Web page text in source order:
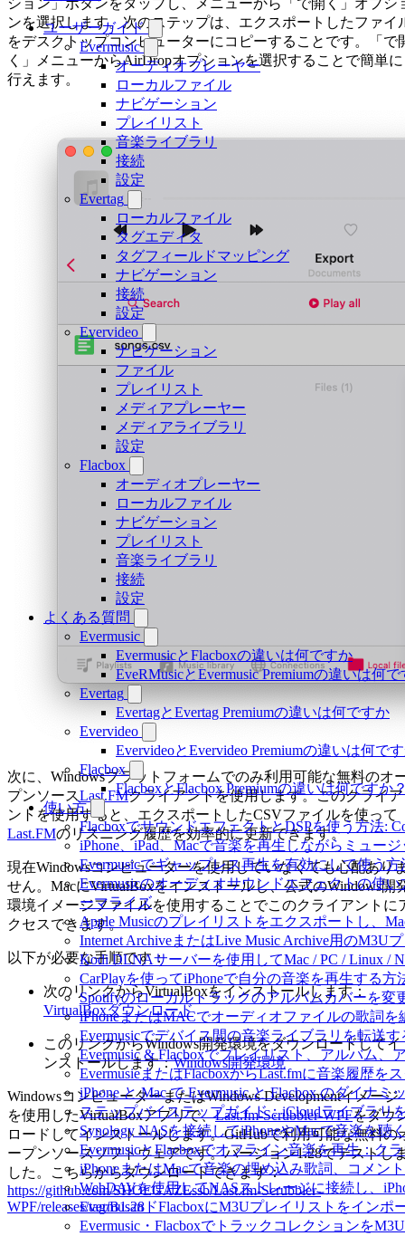
ユーザーガイド
Evermusic
オーディオプレーヤー
ローカルファイル
ナビゲーション
プレイリスト
音楽ライブラリ
接続
設定
Evertag
ローカルファイル
タグエディタ
タグフィールドマッピング
ナビゲーション
接続
設定
Evervideo
ナビゲーション
ファイル
プレイリスト
メディアプレーヤー
メディアライブラリ
設定
Flacbox
オーディオプレーヤー
ローカルファイル
ナビゲーション
プレイリスト
音楽ライブラリ
接続
設定
よくある質問
Evermusic
EvermusicとFlacboxの違いは何ですか
EveRMusicとEvermusic Premiumの違いは何で
Evertag
EvertagとEvertag Premiumの違いは何ですか
Evervideo
EvervideoとEvervideo Premiumの違いは何で
Flacbox
FlacboxとFlacbox Premiumの違いは何ですか
使い方
FlacboxでサウンドエフェクトとDSPを使う方法:
iPhone、iPad、Macで音楽を再生しながらミュー
Evermusicでギャップレス再生を有効にして使う方
Evermusicのオーディオサウンドエフェクトの使
ーマライズ
Apple Musicのプレイリストをエクスポートし、
Internet ArchiveまたはLive Music Archive用のM3U
Kodi DLNAサーバーを使用してMac / PC / Linux /
CarPlayを使ってiPhoneで自分の音楽を再生する方
Spotifyのローカルトラックのアルバムカバーを
iPhoneまたはMACでオーディオファイルの歌詞を
Evermusicでデバイス間の音楽ライブラリを転送
Evermusic & Flacboxでプレイリスト、アルバム
EvermusieまたはFlacboxからLast.fmに音楽履歴を
iPhone と Mac で Evermusic と Flacbox のダイナ
ステップバイステップガイド：iCloudライブラリ
Synology NASを接続してiPhoneやMacで音楽を聴
EvermusicとFlacboxでオフライン音楽を再生：ク
iPhoneまたはMacで音楽の埋め込み歌詞、コメン
WebDAVを使用してNASストレージに接続し、
EvermusanドFlacboxにM3Uプレイリストをインポ
Evermusic・Flacboxでトラックコレクションを
ンを選択します。次のステップは、エクスポートしたファイ
をデスクトップコンピューターにコピーすることです。「で
く」メニューからAirDropオプションを選択することで簡単に
行えます。
次に、Windowsプラットフォームでのみ利用可能な無料のオ
プンソースLast.FMクライアントを使用します。このクライア
ントを使用すると、エクスポートしたCSVファイルを使って
Last.FMのリスニング履歴を効率的に更新できます。
現在Windowsコンピューターを使用していなくても心配あり
せん。MacにVirtualBoxをインストールし、公式のWindows開
環境イメージファイルを使用することでこのクライアントに
クセスできます。
以下が必要な手順です：
次のリンクからVirtualBoxをインストールします：
VirtualBoxダウンロード
このリンクからWindows開発環境をダウンロードしてイ
ンストールします：Windows開発環境
WindowsコンピューターまたはWindows Developmentイメージ
を使用したVirtualBoxアプリで、Last.fm-Scrubbler-WPFをダウ
ロードしてインストールします。GitHubで利用可能な無料の
ープンソースソフトウェアです。バージョン1.28でテストし
した。こちらからダウンロードできます：
https://github.com/SHOEGAZEssb/Last.fm-Scrubbler-
WPF/releases/tag/B1.28